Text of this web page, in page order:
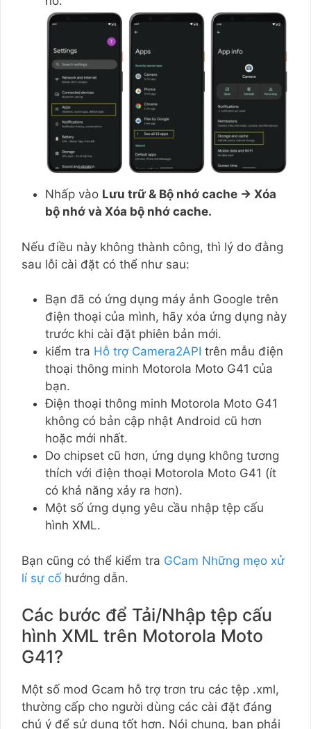
Nhấp vào Lưu trữ & Bộ nhớ cache → Xóa
bộ nhớ và Xóa bộ nhớ cache.
Nếu điều này không thành công, thì lý do đằng
sau lỗi cài đặt có thể như sau:
Bạn đã có ứng dụng máy ảnh Google trên
điện thoại của mình, hãy xóa ứng dụng này
trước khi cài đặt phiên bản mới.
kiểm tra Hỗ trợ Camera2API trên mẫu điện
thoại thông minh Motorola Moto G41 của
bạn.
Điện thoại thông minh Motorola Moto G41
không có bản cập nhật Android cũ hơn
hoặc mới nhất.
Do chipset cũ hơn, ứng dụng không tương
thích với điện thoại Motorola Moto G41 (ít
có khả năng xảy ra hơn).
Một số ứng dụng yêu cầu nhập tệp cấu
hình XML.
Bạn cũng có thể kiểm tra GCam Những mẹo xử
lí sự cốhướng dẫn.
Các bước để Tải/Nhập tệp cấu
hình XML trên Motorola Moto
G41?
Một số mod Gcam hỗ trợ trơn tru các tệp .xml,
thường cấp cho người dùng các cài đặt đáng
chú ý để sử dụng tốt hơn. Nói chung, bạn phải